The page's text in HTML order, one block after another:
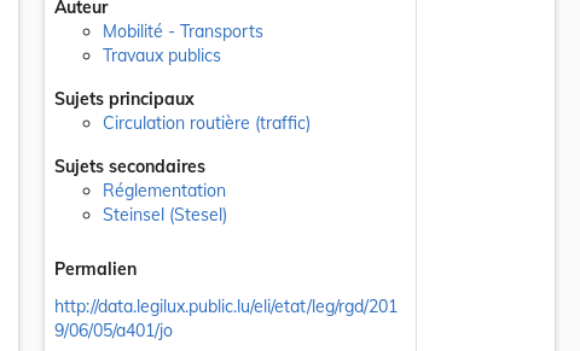
Auteur
Mobilité - Transports
Travaux publics
Sujets principaux
Circulation routière (traffic)
Sujets secondaires
Réglementation
Steinsel (Stesel)
Permalien
http://data.legilux.public.lu/eli/etat/leg/rgd/201
9/06/05/a401/jo